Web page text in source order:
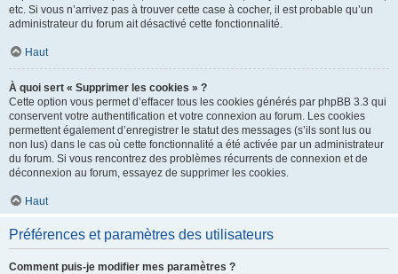
etc. Si vous n’arrivez pas à trouver cette case à cocher, il est probable qu’un
administrateur du forum ait désactivé cette fonctionnalité.
Haut
À quoi sert « Supprimer les cookies » ?
Cette option vous permet d’effacer tous les cookies générés par phpBB 3.3 qui
conservent votre authentification et votre connexion au forum. Les cookies
permettent également d’enregistrer le statut des messages (s’ils sont lus ou
non lus) dans le cas où cette fonctionnalité a été activée par un administrateur
du forum. Si vous rencontrez des problèmes récurrents de connexion et de
déconnexion au forum, essayez de supprimer les cookies.
Haut
Préférences et paramètres des utilisateurs
Comment puis-je modifier mes paramètres ?